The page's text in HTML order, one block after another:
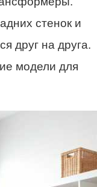
стенок и
друг на друга.
модели для